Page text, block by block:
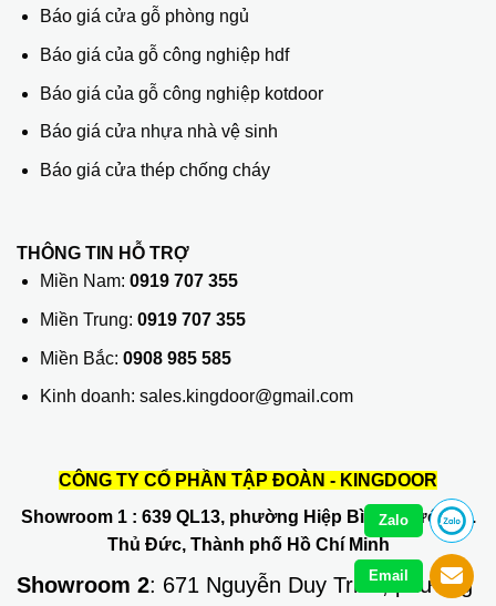
Báo giá cửa gỗ phòng ngủ
Báo giá của gỗ công nghiệp hdf
Báo giá của gỗ công nghiệp kotdoor
Báo giá cửa nhựa nhà vệ sinh
Báo giá cửa thép chống cháy
THÔNG TIN HỖ TRỢ
Miền Nam: 0919 707 355
Miền Trung: 0919 707 355
Miền Bắc: 0908 985 585
Kinh doanh: sales.kingdoor@gmail.com
CÔNG TY CỔ PHẦN TẬP ĐOÀN - KINGDOOR
Showroom 1: 639 QL13, phường Hiệp Bình Phước, Q.
Thủ Đức, Thành phố Hồ Chí Minh
Showroom 2: 671 Nguyễn Duy Trinh, phường
Zalo
Email